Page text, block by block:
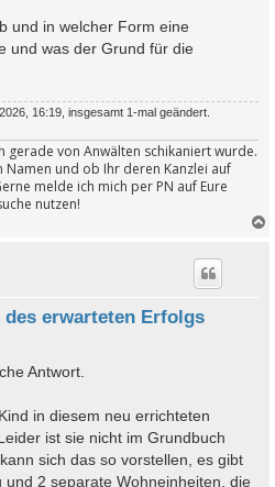
und in welcher Form eine
und was der Grund für die
16:19, insgesamt 1-mal geändert.
gerade von Anwälten schikaniert wurde.
Namen und ob Ihr deren Kanzlei auf
melde ich mich per PN auf Eure
nutzen!
erwarteten Erfolgs
Antwort.
in diesem neu errichteten
ist sie nicht im Grundbuch
sich das so vorstellen, es gibt
2 separate Wohneinheiten, die